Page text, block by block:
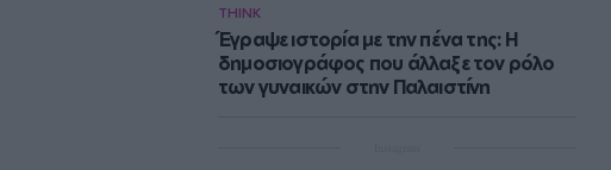
THINK
Έγραψε ιστορία με την πένα της: Η
δημοσιογράφος που άλλαξε τον ρόλο
των γυναικών στην Παλαιστίνη